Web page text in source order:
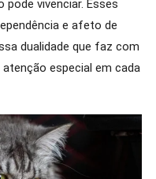
Ao
Idoso
pode vivenciar. Esses
e afeto de
dualidade que faz com
especial em cada